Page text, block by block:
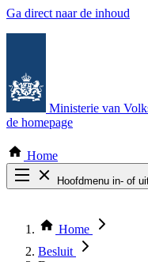
Ga direct naar de inhoud
Ministerie van
de homepage
Home
Hoofdmenu in- of
Thema COVID-19
Bekijk per
Home
Besluit